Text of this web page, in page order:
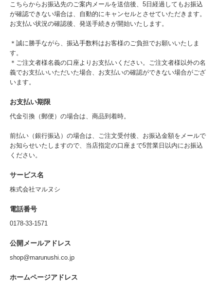
こちらからお振込先のご案内メールを送信後、5日経過してもお振込
が確認できない場合は、自動的にキャンセルとさせていただきます。
お支払い状況の確認後、発送手続きが開始いたします。
＊誠に勝手ながら、振込手数料はお客様のご負担でお願いいたしま
す。
＊ご注文者様名義の口座よりお支払いください。ご注文者様以外の名
義でお支払いいただいた場合、お支払いの確認ができない場合がござ
います。
お支払い期限
代金引換（郵便）の場合は、商品到着時。
前払い（銀行振込）の場合は、ご注文受付後、お振込金額をメールで
お知らせいたしますので、当店指定の口座まで5営業日以内にお振込
ください。
サービス名
株式会社マルヌシ
電話番号
0178-33-1571
公開メールアドレス
shop@marunushi.co.jp
ホームページアドレス